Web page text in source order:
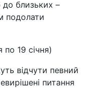
до близьких –
подолати
по 19 січня)
відчути певний
питання